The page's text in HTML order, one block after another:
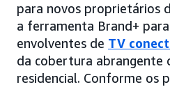
para novos proprietários
a ferramenta Brand+
envolventes de TV
da cobertura abrangente
residencial. Conforme os